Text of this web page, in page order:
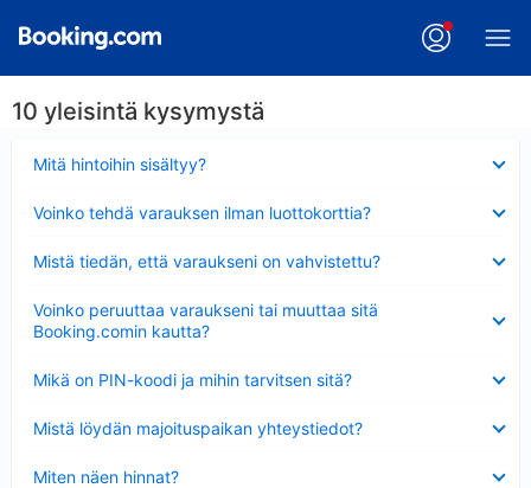
10 yleisintä kysymystä
Mitä hintoihin sisältyy?
Voinko tehdä varauksen ilman luottokorttia?
Mistä tiedän, että varaukseni on vahvistettu?
Voinko peruuttaa varaukseni tai muuttaa sitä
Booking.comin kautta?
Mikä on PIN-koodi ja mihin tarvitsen sitä?
Mistä löydän majoituspaikan yhteystiedot?
Miten näen hinnat?